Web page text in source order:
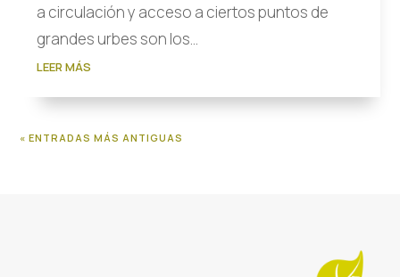
a circulación y acceso a ciertos puntos de
grandes urbes son los...
LEER MÁS
« ENTRADAS MÁS ANTIGUAS